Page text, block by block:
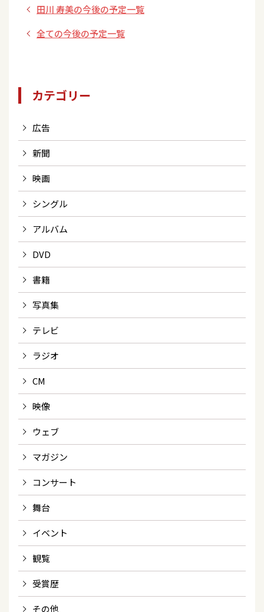
ウ/福岡県】
田川 寿美の今後の予定一覧
全ての今後の予定一覧
カテゴリー
広告
新聞
映画
シングル
アルバム
DVD
書籍
写真集
テレビ
ラジオ
CM
映像
ウェブ
マガジン
コンサート
舞台
イベント
観覧
受賞歴
その他